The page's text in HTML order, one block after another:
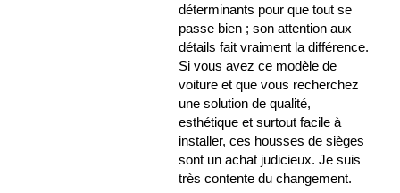
déterminants pour que tout se
passe bien ; son attention aux
détails fait vraiment la différence.
Si vous avez ce modèle de
voiture et que vous recherchez
une solution de qualité,
esthétique et surtout facile à
installer, ces housses de sièges
sont un achat judicieux. Je suis
très contente du changement.